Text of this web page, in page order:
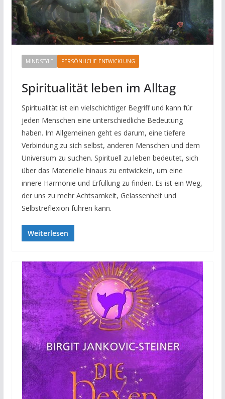
MINDSTYLE PERSÖNLICHE ENTWICKLUNG
Spiritualität leben im Alltag
Spiritualität ist ein vielschichtiger Begriff und kann für
jeden Menschen eine unterschiedliche Bedeutung
haben. Im Allgemeinen geht es darum, eine tiefere
Verbindung zu sich selbst, anderen Menschen und dem
Universum zu suchen. Spirituell zu leben bedeutet, sich
über das Materielle hinaus zu entwickeln, um eine
innere Harmonie und Erfüllung zu finden. Es ist ein Weg,
der uns zu mehr Achtsamkeit, Gelassenheit und
Selbstreflexion führen kann.
Weiterlesen